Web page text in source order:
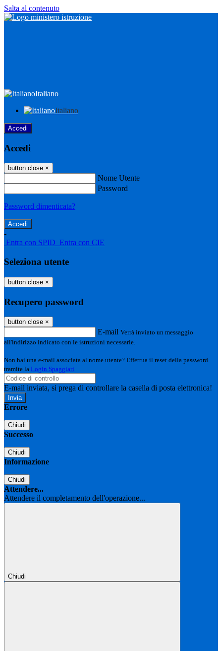
Salta al contenuto
Italiano
Italiano
Accedi
Accedi
button close ×
Nome Utente
Password
Password dimenticata?
-
Entra con SPID Entra con CIE
Seleziona utente
button close ×
Recupero password
button close ×
E-mail Verrà inviato un messaggio
all'indirizzo indicato con le istruzioni necessarie.
Non hai una e-mail associata al nome utente? Effettua il reset della password
tramite la Login Spaggiari
E-mail inviata, si prega di controllare la casella di posta elettronica!
Errore
Chiudi
Successo
Chiudi
Informazione
Chiudi
Attendere...
Attendere il completamento dell'operazione...
Chiudi